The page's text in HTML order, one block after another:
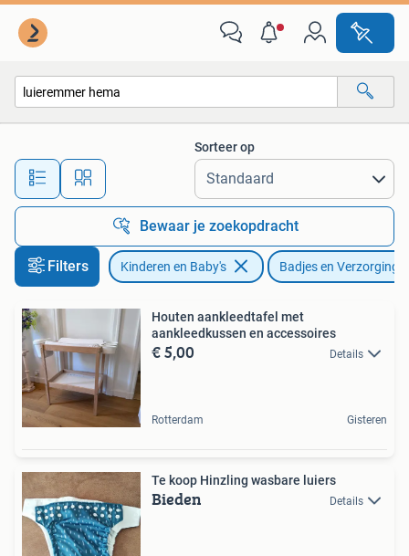
Alle afstanden…
Sorteer op
Bewaar je zoekopdracht
Filters Kinderen en Baby's Badjes en Verzorging
Houten aankleedtafel met
aankleedkussen en accessoires
€ 5,00 Details
Rotterdam Gisteren
Te koop Hinzling wasbare luiers
Bieden Details